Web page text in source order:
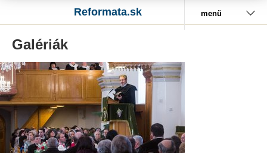
Reformata.sk menü
Galériák